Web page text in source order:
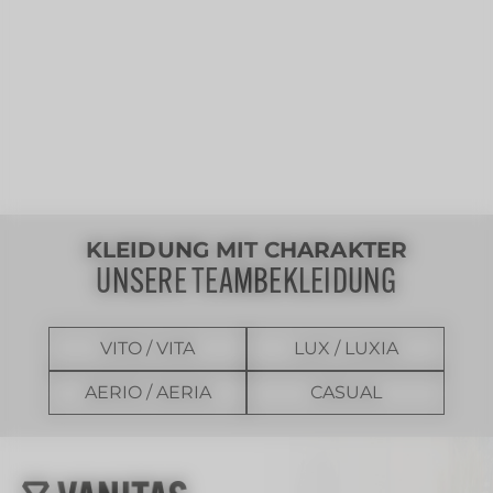
KLEIDUNG MIT CHARAKTER
UNSERE TEAMBEKLEIDUNG
VITO / VITA LUX / LUXIA
AERIO / AERIA CASUAL